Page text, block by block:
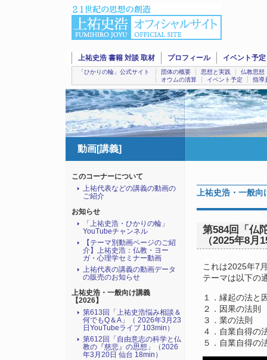
上祐史浩 書籍 対談 取材 プロフィール イベント予定
「ひかりの輪」公式サイト 団体の概要 思想と実践
仏教思想
オウムの清算
イベント予定 指導
動画[講義]
上祐史浩・一般向
第584回「仏
（2025年8月
これは2025年7
テーマは以下の
１．縁起の法
２．因果の法則
３．業の法則
４．自業自得の
５．自業自得の
このコーナーについて
上祐代表などの講義の動画の
ご紹介
お知らせ
「上祐史浩・ひかりの輪」
YouTubeチャンネル
【テーマ別動画ページのご紹
介】上祐史浩：仏教・ヨー
ガ・心理学セミナー動画
上祐代表の講義の動画データ
の販売のお知らせ
上祐史浩・一般向け講義
【2026】
第613回「上祐史浩悩み相談＆
何でもQ＆A」（ 2026年3月23
日YouTubeライブ 103min）
第612回「自由意志の科学と仏
教の『慈悲』の思想」（2026
年3月20日 仙台 18min）